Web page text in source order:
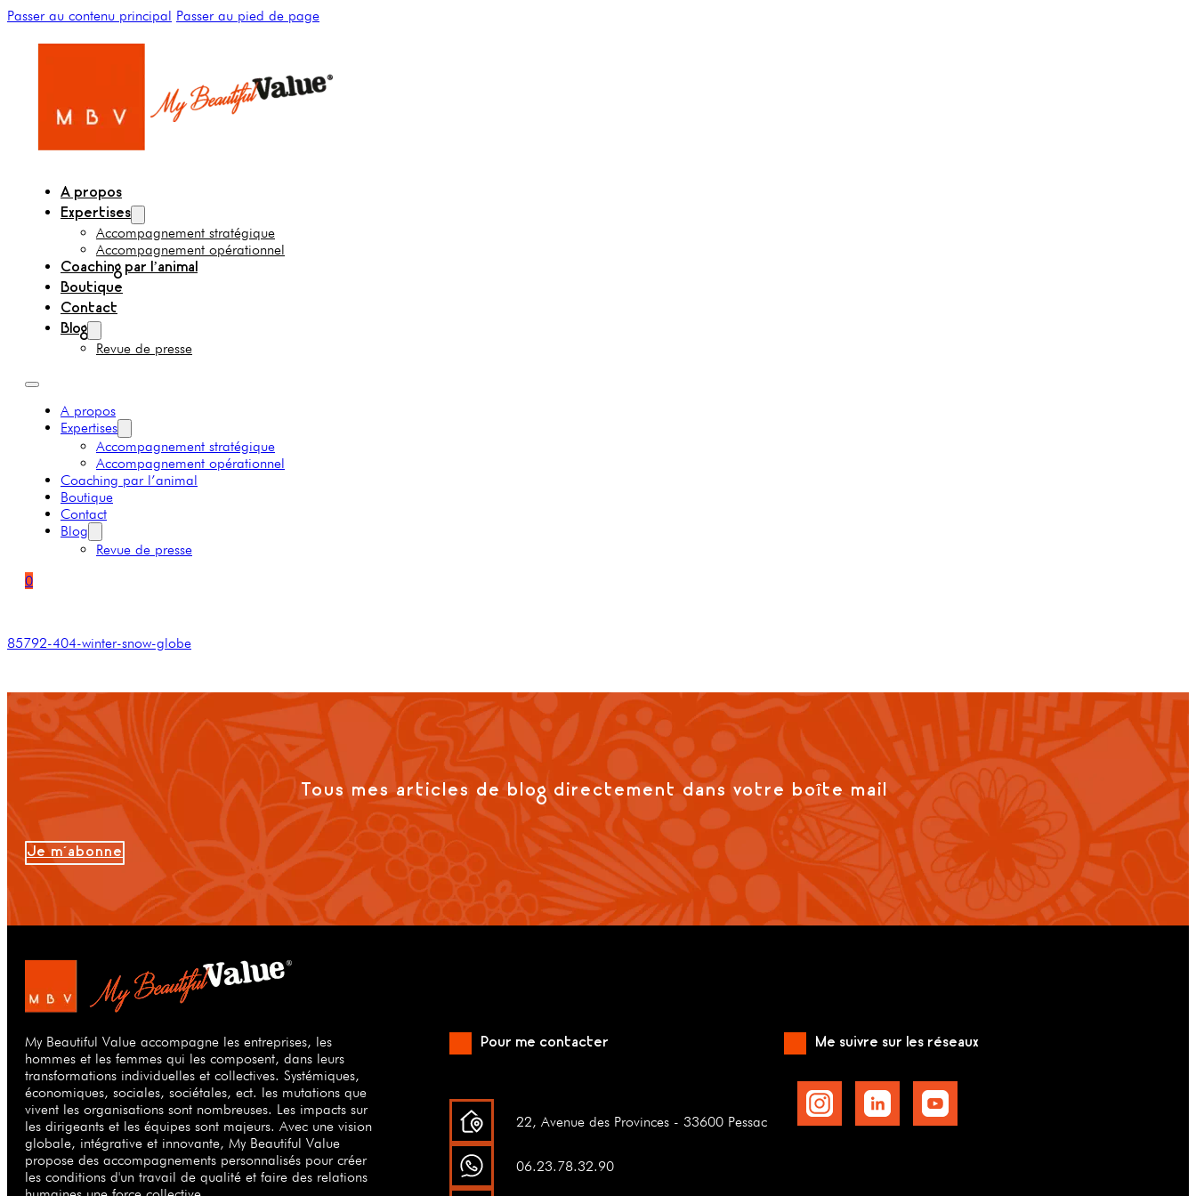
Passer au contenu principal Passer au pied de page
A propos
Expertises
Accompagnement stratégique
Accompagnement opérationnel
Coaching par l’animal
Boutique
Contact
Blog
Revue de presse
A propos
Expertises
Accompagnement stratégique
Accompagnement opérationnel
Coaching par l’animal
Boutique
Contact
Blog
Revue de presse
0
85792-404-winter-snow-globe
Tous mes articles de blog directement dans votre boîte mail
Je m'abonne
My Beautiful Value accompagne les entreprises, les
hommes et les femmes qui les composent, dans leurs
transformations individuelles et collectives. Systémiques,
économiques, sociales, sociétales, ect. les mutations que
vivent les organisations sont nombreuses. Les impacts sur
les dirigeants et les équipes sont majeurs. Avec une vision
globale, intégrative et innovante, My Beautiful Value
propose des accompagnements personnalisés pour créer
les conditions d'un travail de qualité et faire des relations
Pour me contacter
22, Avenue des Provinces - 33600 Pessac
06.23.78.32.90
Me suivre sur les réseaux